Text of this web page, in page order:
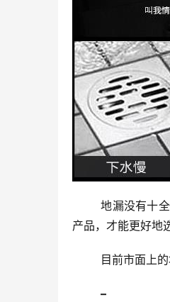
	地漏没有十全十美的，分区域和按需求安装才是明智之举，首先业主有必要了解地漏的类型，只有全方位了解
产品，才能更好地
目前市面上
–